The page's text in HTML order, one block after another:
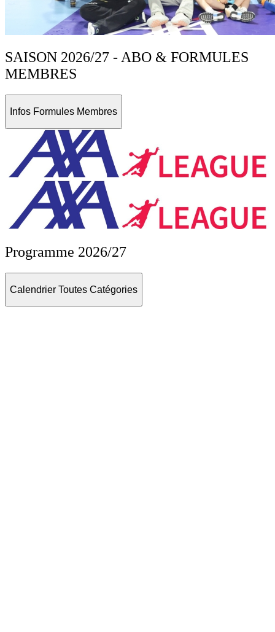
SAISON 2026/27 - ABO & FORMULES
MEMBRES
Infos Formules Membres
Programme 2026/27
Calendrier Toutes Catégories